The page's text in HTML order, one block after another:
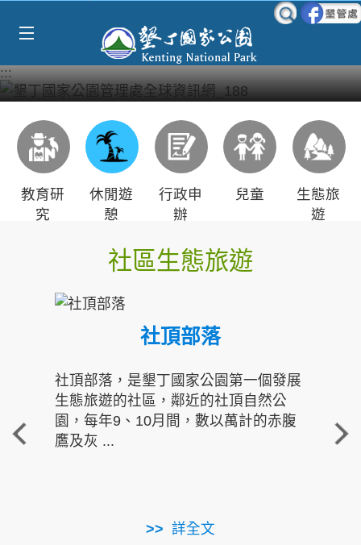
:::
教育研
究
休閒遊
憩
行政申
辦
兒童
生態旅
遊
社區生態旅遊
社頂部落
社頂部落，是墾丁國家公園第一個發展
生態旅遊的社區，鄰近的社頂自然公
園，每年9、10月間，數以萬計的赤腹
鷹及灰 ...
詳全文
重
走進